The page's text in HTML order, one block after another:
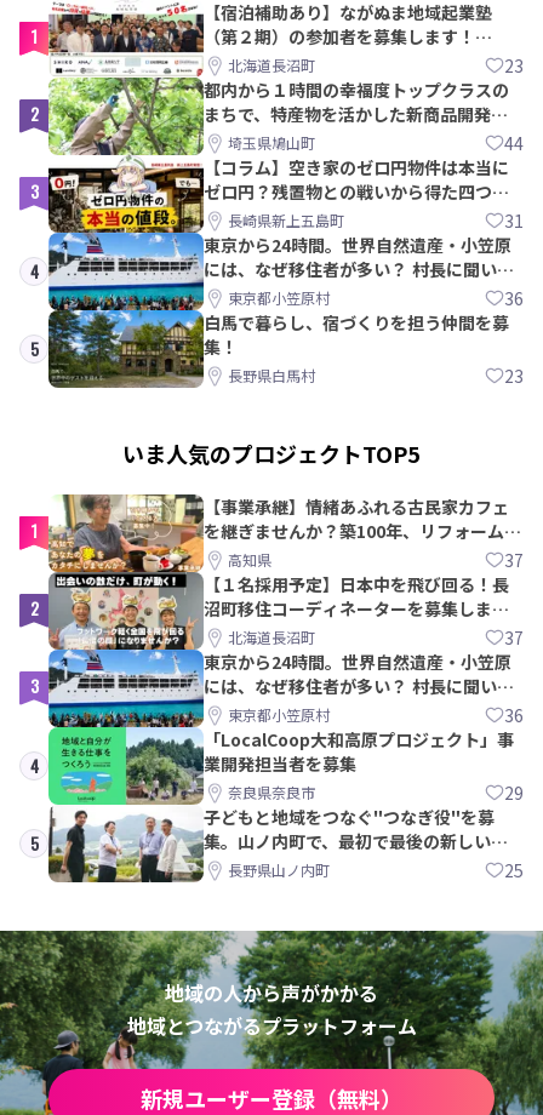
1
【宿泊補助あり】ながぬま地域起業塾
（第２期）の参加者を募集します！
【8/21〆】
北海道長沼町 23
2
都内から１時間の幸福度トップクラスの
まちで、特産物を活かした新商品開発＆
PRメンバー募集！
埼玉県鳩山町 44
3
【コラム】空き家のゼロ円物件は本当に
ゼロ円？残置物との戦いから得た四つの
教訓｜新上五島町
長崎県新上五島町 31
4
東京から24時間。世界自然遺産・小笠原
には、なぜ移住者が多い？ 村長に聞いて
みた東京都小笠原村 36
5
白馬で暮らし、宿づくりを担う仲間を募
集！
長野県白馬村 23
いま人気のプロジェクトTOP5
1
【事業承継】情緒あふれる古民家カフェ
を継ぎませんか？築100年、リフォームか
ら約10年！
高知県 37
2
【１名採用予定】日本中を飛び回る！長
沼町移住コーディネーターを募集しま
す！北海道長沼町 37
3
東京から24時間。世界自然遺産・小笠原
には、なぜ移住者が多い？ 村長に聞いて
みた東京都小笠原村 36
4
「LocalCoop大和高原プロジェクト」事
業開発担当者を募集
奈良県奈良市 29
5
子どもと地域をつなぐ"つなぎ役"を募
集。山ノ内町で、最初で最後の新しい学
校づくりを一緒に
長野県山ノ内町 25
地域の人から声がかかる
地域とつながるプラットフォーム
新規ユーザー登録（無料）